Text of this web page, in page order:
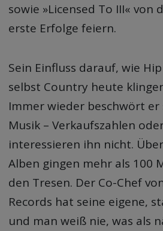
sowie »Licensed To III« von
erste Erfolge feiern.
Sein Einfluss darauf, wie
selbst Country heute
Immer wieder beschwört er
Musik – Verkaufszahlen
interessieren ihn nicht.
Alben gingen mehr als 100
den Tresen. Der Co-Chef
Records hat seine eigene,
und man weiß nie, was als